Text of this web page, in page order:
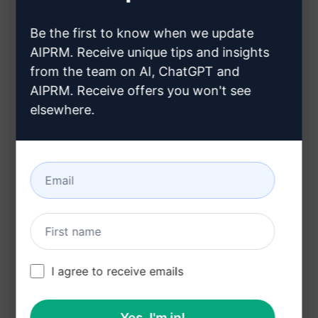
Cobertura de uma ampla variedade de tópicos;
Conteúdo personalizado e de alta qualidade;
Ideal para blogueiros, escritores e
profissionais de marketing;
Benefícios:
Economiza tempo e esforço na pesquisa e
redação de artigos;
Ajuda a manter um fluxo constante de
Aumenta a produtividade e eficiência na
Be the first to know when we update
AIPRM. Receive unique tips and insights
from the team on AI, ChatGPT and
AIPRM. Receive offers you won't see
elsewhere.
I agree to receive emails